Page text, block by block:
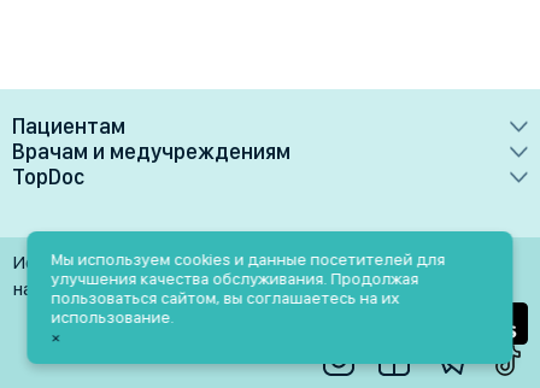
Пациентам
Врачи
Клиники
Лаборатории
Услуги
Блог
Акции и скидки
Врачам и медучреждениям
Преимущества
Медучреждениям
Врачам
TopDoc
Контакты
Помощь
Использование материалов разрешено только при
наличии активной ссылки на источник
Мы используем cookies и данные посетителей для
улучшения качества обслуживания. Продолжая
пользоваться сайтом, вы соглашаетесь на их
использование.
×